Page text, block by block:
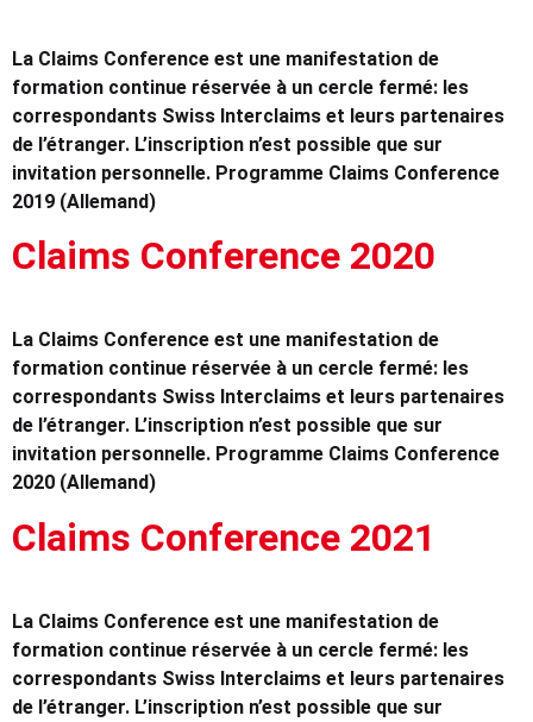
La Claims Conference est une manifestation de
formation continue réservée à un cercle fermé: les
correspondants Swiss Interclaims et leurs partenaires
de l’étranger. L’inscription n’est possible que sur
invitation personnelle. Programme Claims Conference
2019 (Allemand)
Claims Conference 2020
La Claims Conference est une manifestation de
formation continue réservée à un cercle fermé: les
correspondants Swiss Interclaims et leurs partenaires
de l’étranger. L’inscription n’est possible que sur
invitation personnelle. Programme Claims Conference
2020 (Allemand)
Claims Conference 2021
La Claims Conference est une manifestation de
formation continue réservée à un cercle fermé: les
correspondants Swiss Interclaims et leurs partenaires
de l’étranger. L’inscription n’est possible que sur